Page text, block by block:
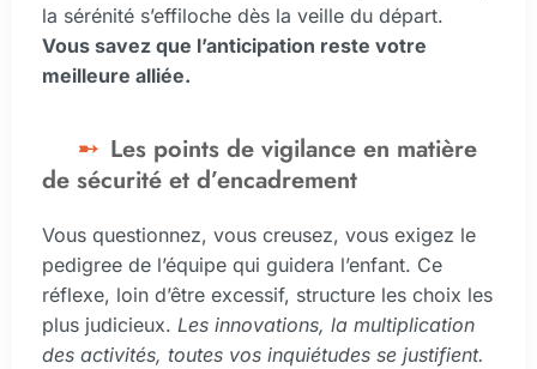
la sérénité s’effiloche dès la veille du départ.
Vous savez que l’anticipation reste votre
meilleure alliée.
Les points de vigilance en matière
de sécurité et d’encadrement
Vous questionnez, vous creusez, vous exigez le
pedigree de l’équipe qui guidera l’enfant. Ce
réflexe, loin d’être excessif, structure les choix les
plus judicieux. Les innovations, la multiplication
des activités, toutes vos inquiétudes se justifient.